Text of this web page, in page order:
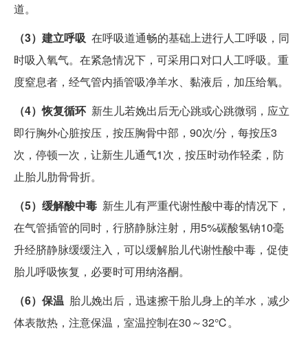
道。
（3）建立呼吸 在呼吸道通畅的基础上进行人工呼吸，同
时吸入氧气。在紧急情况下，可采用口对口人工呼吸。重
度窒息者，经气管内插管吸净羊水、黏液后，加压给氧。
（4）恢复循环新生儿若娩出后无心跳或心跳微弱，应立
即行胸外心脏按压，按压胸骨中部，90次/分，每按压3
次，停顿一次，让新生儿通气1次，按压时动作轻柔，防
止胎儿肋骨骨折。
（5）缓解酸中毒 新生儿有严重代谢性酸中毒的情况下，
在气管插管的同时，行脐静脉注射，用5%碳酸氢钠10毫
升经脐静脉缓缓注入，可以缓解胎儿代谢性酸中毒，促使
胎儿呼吸恢复，必要时可用纳洛酮。
（6）保温 胎儿娩出后，迅速擦干胎儿身上的羊水，减少
体表散热，注意保温，室温控制在30～32℃。